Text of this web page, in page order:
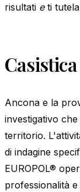
risultati eti tutela
Ancona e la
investigativo
territorio.
di indagine
EUROPOL®
professionalità